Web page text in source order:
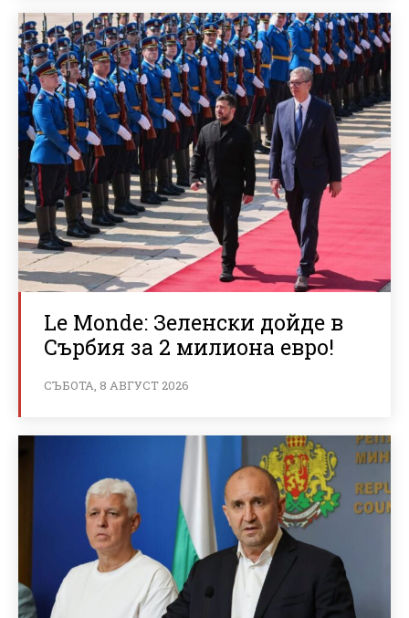
Le Monde: Зеленски дойде в
Сърбия за 2 милиона евро!
СЪБОТА, 8 АВГУСТ 2026